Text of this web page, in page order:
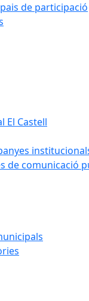
de participació
El Castell
de comunicació